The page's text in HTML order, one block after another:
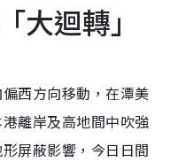
大迴轉」
西方向移動，在潭美
離岸及高地間中吹強
屏蔽影響，今日日間